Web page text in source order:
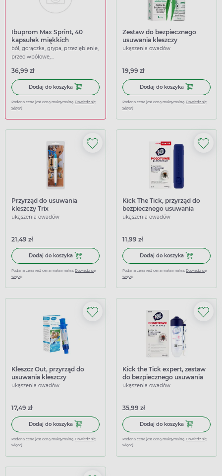
Ibuprom Max Sprint, 40
kapsułek miękkich
ból, gorączka, grypa, przeziębienie,
przeciwbólowe,
36,99 zł
Dodaj do koszyka Dodaj do koszyka Ibuprom Max Sprint, 40 kapsułek
Podana cena jest ceną maksymalną. Dowiedz się
więcej
Zestaw do bezpiecznego
usuwania kleszczy
ukąszenia owadów
19,99 zł
Dodaj do koszyka Dodaj do
Podana cena jest ceną maksymalną. Dowiedz się
więcej
Przyrząd do usuwania
kleszczy Trix
ukąszenia owadów
21,49 zł
Dodaj do koszyka Dodaj do koszyka Przyrząd do usuwania kleszczy Trix
Podana cena jest ceną maksymalną. Dowiedz się
więcej
Kick The Tick, przyrząd do
bezpiecznego usuwania
kleszczy
ukąszenia owadów
11,99 zł
Dodaj do koszyka Dodaj do
Podana cena jest ceną maksymalną. Dowiedz się
więcej
Kleszcz Out, przyrząd do
usuwania kleszczy
ukąszenia owadów
17,49 zł
Dodaj do koszyka Dodaj do koszyka Kleszcz Out, przyrząd do usuwania
Podana cena jest ceną maksymalną. Dowiedz się
więcej
Kick the Tick expert, zestaw
do bezpiecznego usuwania
kleszczy, 60 dawek
ukąszenia owadów
35,99 zł
Dodaj do koszyka Dodaj do
Podana cena jest ceną maksymalną. Dowiedz się
więcej